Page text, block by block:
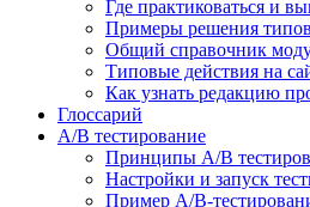
Где практиковаться и
Примеры решения
Общий справочник
Типовые действия на
Как узнать редакцию
Глоссарий
A/B тестирование
Принципы A/B
Настройки и запуск
Пример A/B-